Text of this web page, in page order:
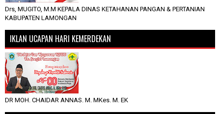
Drs, MUGITO, M.M KEPALA DINAS KETAHANAN PANGAN & PERTANIAN
KABUPATEN LAMONGAN
IKLAN UCAPAN HARI KEMERDEKAN
DR MOH. CHAIDAR ANNAS. M. MKes. M. EK